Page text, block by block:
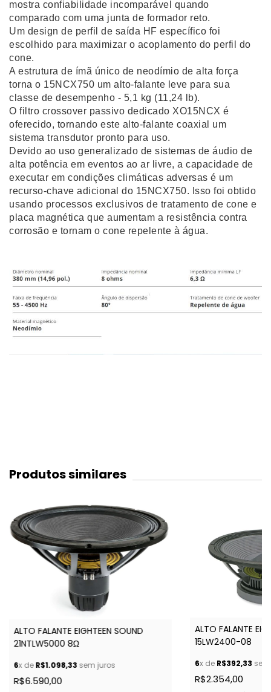
mostra confiabilidade incomparável quando
comparado com uma junta de formador reto.
Um design de perfil de saída HF específico foi
escolhido para maximizar o acoplamento do perfil do
cone.
A estrutura de ímã único de neodímio de alta força
torna o 15NCX750 um alto-falante leve para sua
classe de desempenho - 5,1 kg (11,24 lb).
O filtro crossover passivo dedicado XO15NCX é
oferecido, tornando este alto-falante coaxial um
sistema transdutor pronto para uso.
Devido ao uso generalizado de sistemas de áudio de
alta potência em eventos ao ar livre, a capacidade de
executar em condições climáticas adversas é um
recurso-chave adicional do 15NCX750. Isso foi obtido
usando processos exclusivos de tratamento de cone e
placa magnética que aumentam a resistência contra
corrosão e tornam o cone repelente à água.
Produtos similares
ALTO FALANTE EIGHTEEN SOUND
21NTLW5000 8Ω
6x deR$1.098,33 sem juros
R$6.590,00
ALTO FALANTE
15LW2400-08
6x de R$392,33
R$2.354,00